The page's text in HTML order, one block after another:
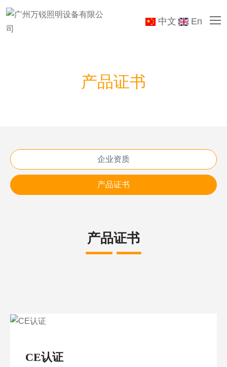
中文 En
产品证书
企业资质
产品证书
产品证书
CE认证